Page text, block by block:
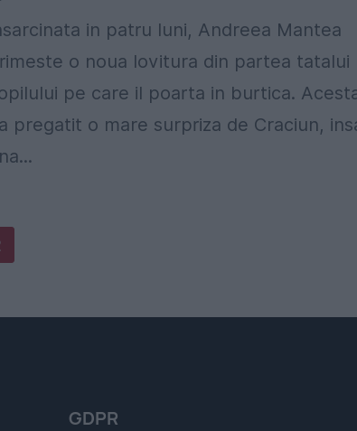
in patru luni, Andreea Mantea
o noua lovitura din partea tatalui
pe care il poarta in burtica.
pregatit o mare surpriza de Craciun,
GDPR